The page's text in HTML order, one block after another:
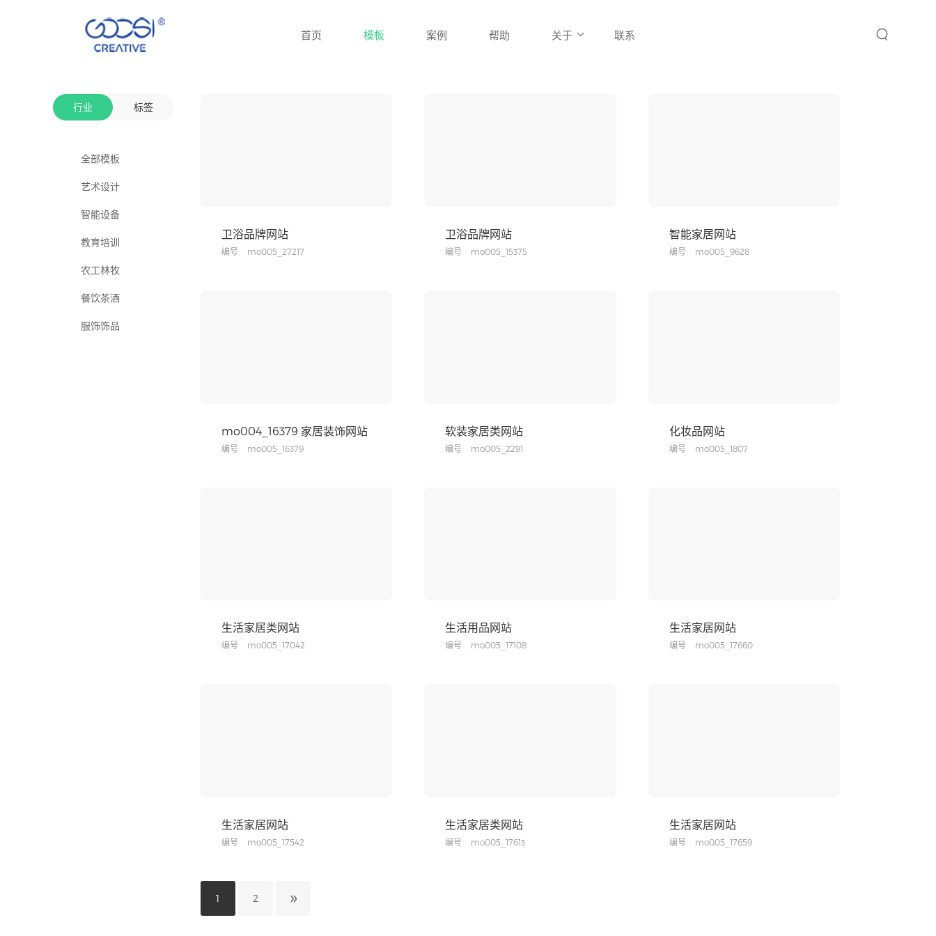
首页 模板 案例 帮助 关于 联系
行业 标签
全部模板
艺术设计
智能设备
教育培训
农工林牧
餐饮茶酒
服饰饰品
折叠导航
卫浴品牌网站
编号 mo005_27217
卫浴品牌网站
编号 mo005_15375
智能家居网站
编号 mo005_9628
mo004_16379 家居装饰网站
编号 mo005_16379
软装家居类网站
编号 mo005_2291
化妆品网站
编号 mo005_1807
生活家居类网站
编号 mo005_17042
生活用品网站
编号 mo005_17108
生活家居网站
编号 mo005_17660
生活家居网站
编号 mo005_17542
生活家居类网站
编号 mo005_17613
生活家居网站
编号 mo005_17659
1 2 »